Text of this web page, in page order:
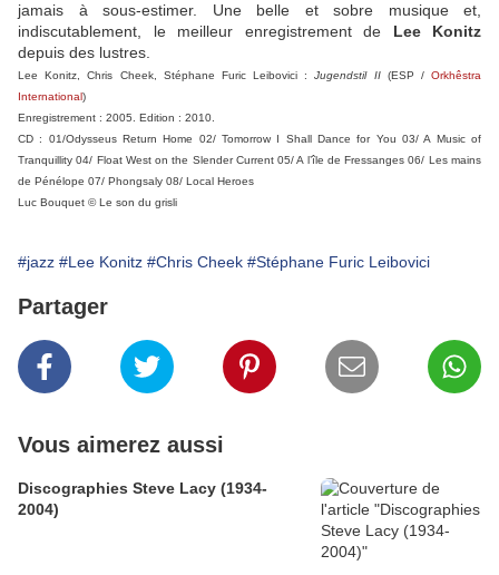
jamais à sous-estimer. Une belle et sobre musique et,
indiscutablement, le meilleur enregistrement de Lee Konitz
depuis des lustres.
Lee Konitz, Chris Cheek, Stéphane Furic Leibovici :Jugendstil II(ESP /Orkhêstra
International)
Enregistrement : 2005. Edition : 2010.
CD : 01/Odysseus Return Home 02/ Tomorrow I Shall Dance for You 03/ A Music of
Tranquillity 04/ Float West on the Slender Current 05/ A l’île de Fressanges 06/ Les mains
de Pénélope 07/ Phongsaly 08/ Local Heroes
Luc Bouquet © Le son du grisli
#jazz #Lee Konitz #Chris Cheek #Stéphane Furic Leibovici
Partager
Vous aimerez aussi
Discographies Steve Lacy (1934-
2004)